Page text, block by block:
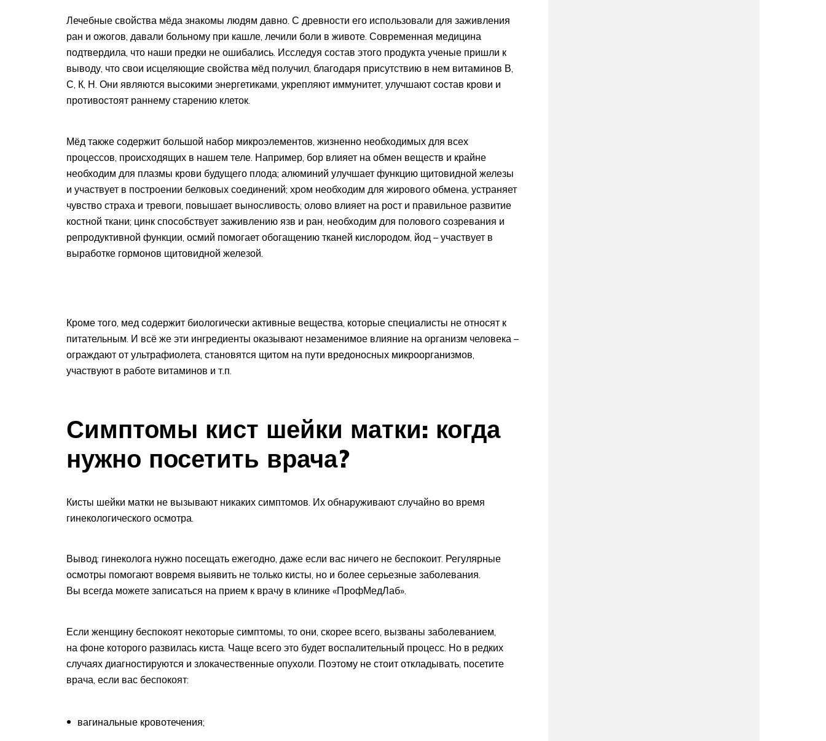
Лечебные свойства мёда знакомы людям давно. С древности его использовали для заживления
ран и ожогов, давали больному при кашле, лечили боли в животе. Современная медицина
подтвердила, что наши предки не ошибались. Исследуя состав этого продукта ученые пришли к
выводу, что свои исцеляющие свойства мёд получил, благодаря присутствию в нем витаминов В,
С, К, Н. Они являются высокими энергетиками, укрепляют иммунитет, улучшают состав крови и
противостоят раннему старению клеток.
Мёд также содержит большой набор микроэлементов, жизненно необходимых для всех
процессов, происходящих в нашем теле. Например, бор влияет на обмен веществ и крайне
необходим для плазмы крови будущего плода; алюминий улучшает функцию щитовидной железы
и участвует в построении белковых соединений; хром необходим для жирового обмена, устраняет
чувство страха и тревоги, повышает выносливость; олово влияет на рост и правильное развитие
костной ткани; цинк способствует заживлению язв и ран, необходим для полового созревания и
репродуктивной функции, осмий помогает обогащению тканей кислородом, йод – участвует в
выработке гормонов щитовидной железой.
Кроме того, мед содержит биологически активные вещества, которые специалисты не относят к
питательным. И всё же эти ингредиенты оказывают незаменимое влияние на организм человека –
ограждают от ультрафиолета, становятся щитом на пути вредоносных микроорганизмов,
участвуют в работе витаминов и т.п.
Симптомы кист шейки матки: когда
нужно посетить врача?
Кисты шейки матки не вызывают никаких симптомов. Их обнаруживают случайно во время
гинекологического осмотра.
Вывод: гинеколога нужно посещать ежегодно, даже если вас ничего не беспокоит. Регулярные
осмотры помогают вовремя выявить не только кисты, но и более серьезные заболевания.
Вы всегда можете записаться на прием к врачу в клинике «ПрофМедЛаб».
Если женщину беспокоят некоторые симптомы, то они, скорее всего, вызваны заболеванием,
на фоне которого развилась киста. Чаще всего это будет воспалительный процесс. Но в редких
случаях диагностируются и злокачественные опухоли. Поэтому не стоит откладывать, посетите
врача, если вас беспокоят:
вагинальные кровотечения;